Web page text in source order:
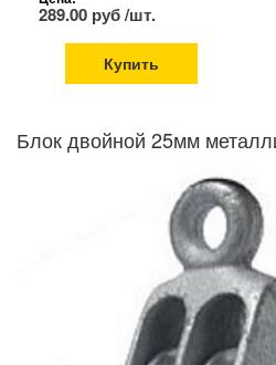
289.00 руб /шт.
Купить
Блок двойной 25мм